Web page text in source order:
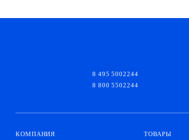
8 495 5002244
8 800 5502244
КОМПАНИЯ ТОВАРЫ